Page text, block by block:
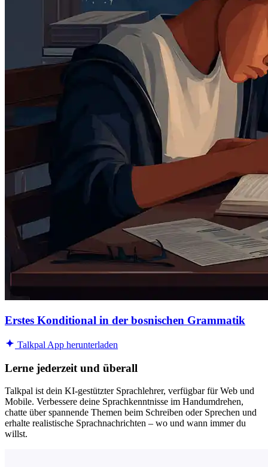
Erstes Konditional in der bosnischen Grammatik
Talkpal App herunterladen
Lerne jederzeit und überall
Talkpal ist dein KI-gestützter Sprachlehrer, verfügbar für Web und
Mobile. Verbessere deine Sprachkenntnisse im Handumdrehen,
chatte über spannende Themen beim Schreiben oder Sprechen und
erhalte realistische Sprachnachrichten – wo und wann immer du
willst.